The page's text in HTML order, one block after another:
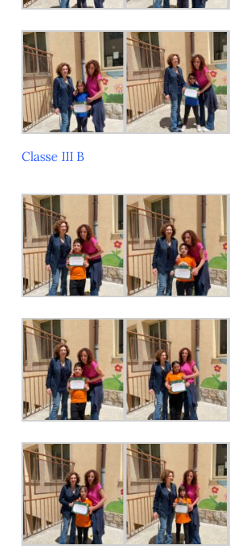
Classe III B